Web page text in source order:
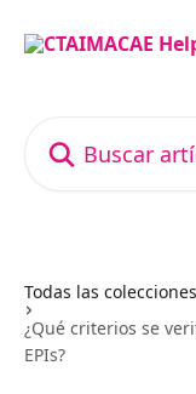
Todas las colecciones
¿Qué criterios se
EPIs?